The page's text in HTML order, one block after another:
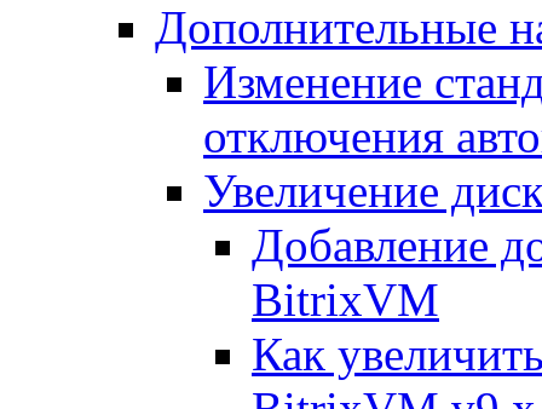
Дополнительные
Изменение
отключения
Увеличение
Добавление
BitrixVM
Как